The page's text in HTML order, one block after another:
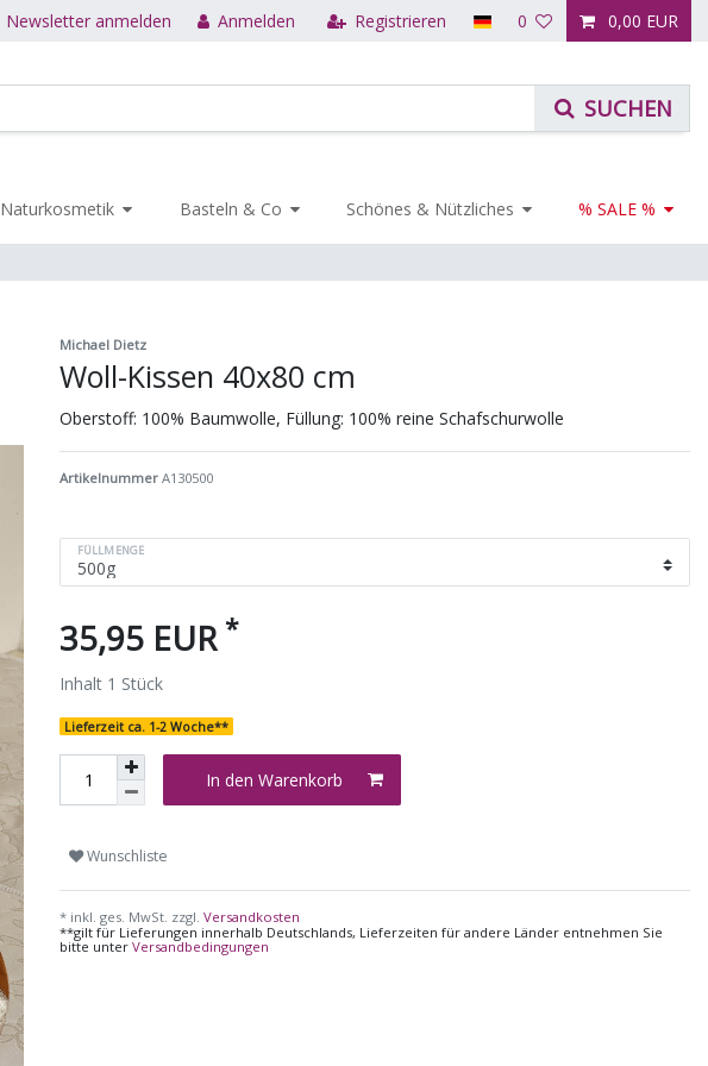
Newsletter anmelden Anmelden Registrieren 0 0,00 EUR
Naturkosmetik Basteln & Co Schönes & Nützliches % SALE %
Michael Dietz
Woll-Kissen 40x80 cm
Oberstoff: 100% Baumwolle, Füllung: 100% reine Schafschurwolle
Artikelnummer A130500
FÜLLMENGE
35,95 EUR *
Inhalt 1 Stück
Lieferzeit ca. 1-2 Woche**
In den Warenkorb
Wunschliste
* inkl. ges. MwSt. zzgl. Versandkosten
**gilt für Lieferungen innerhalb Deutschlands, Lieferzeiten für andere Länder entnehmen Sie
bitte unter Versandbedingungen